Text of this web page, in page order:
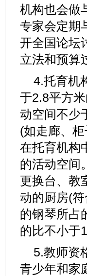
机构也会做
专家会定期
开全国论坛
立法和预算
4.托育机
于2.8平方
动空间不少
(如走廊、
在托育机构
的活动空间
更换台、教
动的厨房(
的钢琴所占
的比不小于
5.教师资
青少年和家